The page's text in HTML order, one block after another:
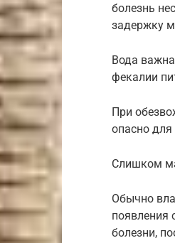
болезнь
задержку
Вода
фекалии
При
опасно
Слишком
Обычно
появления
болезни,